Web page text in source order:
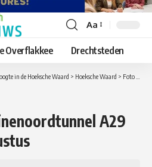
Lettergrootte
aanpassen
Aa
Overflakkee Drechtsteden
in de Hoeksche Waard > Hoeksche Waard > Foto update Heinenoordtunnel A29 maandag 5 augustus
A29